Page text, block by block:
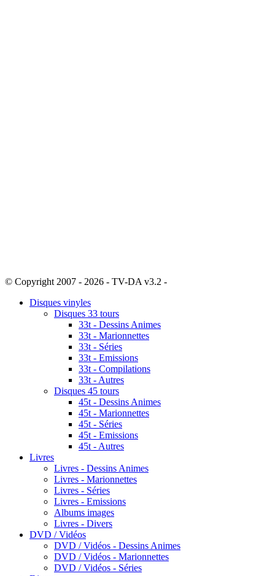
© Copyright 2007 - 2026 - TV-DA v3.2 -
Disques vinyles
Disques 33 tours
33t - Dessins Animes
33t - Marionnettes
33t - Séries
33t - Emissions
33t - Compilations
33t - Autres
Disques 45 tours
45t - Dessins Animes
45t - Marionnettes
45t - Séries
45t - Emissions
45t - Autres
Livres
Livres - Dessins Animes
Livres - Marionnettes
Livres - Séries
Livres - Emissions
Albums images
Livres - Divers
DVD / Vidéos
DVD / Vidéos - Dessins Animes
DVD / Vidéos - Marionnettes
DVD / Vidéos - Séries